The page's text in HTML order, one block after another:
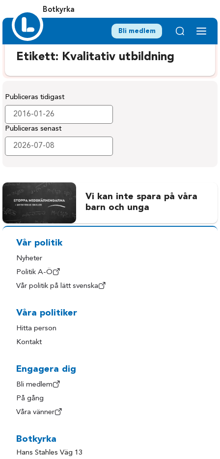
Botkyrka
Bli medlem
Etikett: Kvalitativ utbildning
Publiceras tidigast
Publiceras senast
Vi kan inte spara på våra
barn och unga
Vår politik
Nyheter
Politik A-Ö
Vår politik på lätt svenska
Våra politiker
Hitta person
Kontakt
Engagera dig
Bli medlem
På gång
Våra vänner
Botkyrka
Hans Stahles Väg 13